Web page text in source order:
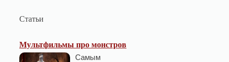
Статьи
Мультфильмы про монстров
Самым